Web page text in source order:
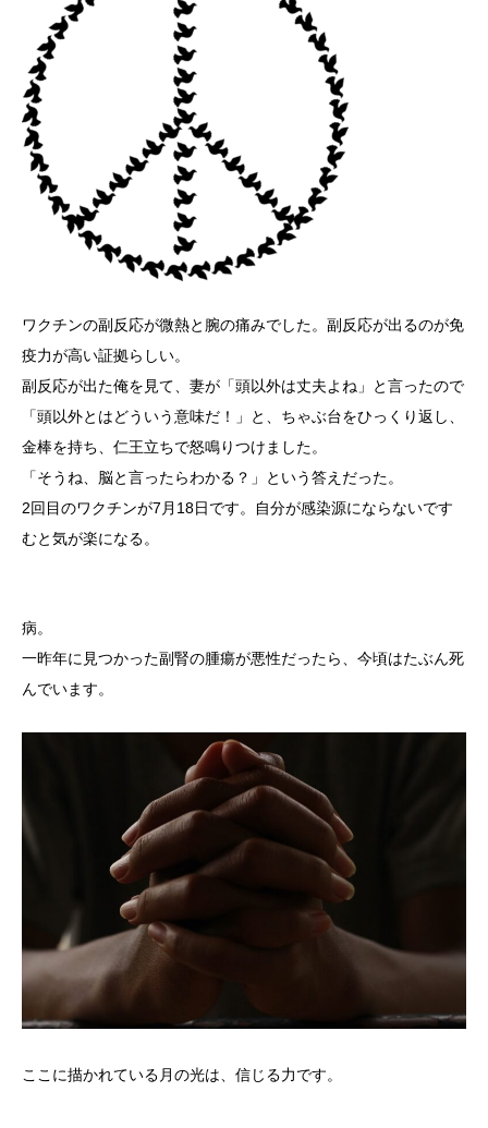
ワクチンの副反応が微熱と腕の痛みでした。副反応が出るのが免
疫力が高い証拠らしい。
副反応が出た俺を見て、妻が「頭以外は丈夫よね」と言ったので
「頭以外とはどういう意味だ！」と、ちゃぶ台をひっくり返し、
金棒を持ち、仁王立ちで怒鳴りつけました。
「そうね、脳と言ったらわかる？」という答えだった。
2回目のワクチンが7月18日です。自分が感染源にならないです
むと気が楽になる。
病。
一昨年に見つかった副腎の腫瘍が悪性だったら、今頃はたぶん死
んでいます。
ここに描かれている月の光は、信じる力です。